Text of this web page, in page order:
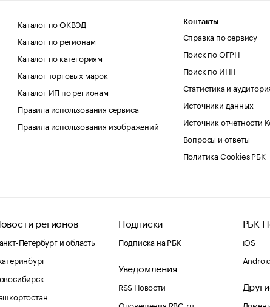
Каталог по ОКВЭД
Каталог по регионам
Каталог по категориям
Каталог торговых марок
Каталог ИП по регионам
Правила использования сервиса
Правила использования изображений
Контакты
Справка по сервису
Поиск по ОГРН
Поиск по ИНН
Статистика и
Источники данных
Источник отчетности
Вопросы и ответы
Политика Cookies РБК
регионов
Петербург и область
Подписки
Подписка на РБК
Уведомления
RSS Новости
Оповещения RBC.ru
РБК
iOS